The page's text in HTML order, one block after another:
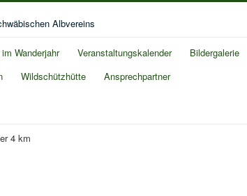
Wanderjahr Veranstaltungskalender Bildergalerie
Wildschützhütte
Ansprechpartner